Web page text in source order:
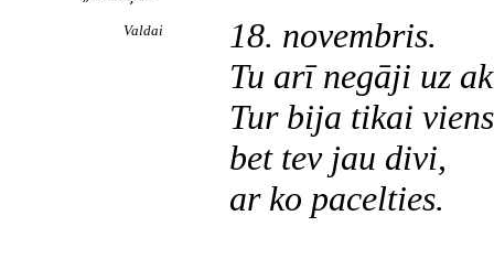
Valdai
18. novembris.
Tu arī negāji uz
Tur bija tikai
bet tev jau divi,
ar ko pacelties.